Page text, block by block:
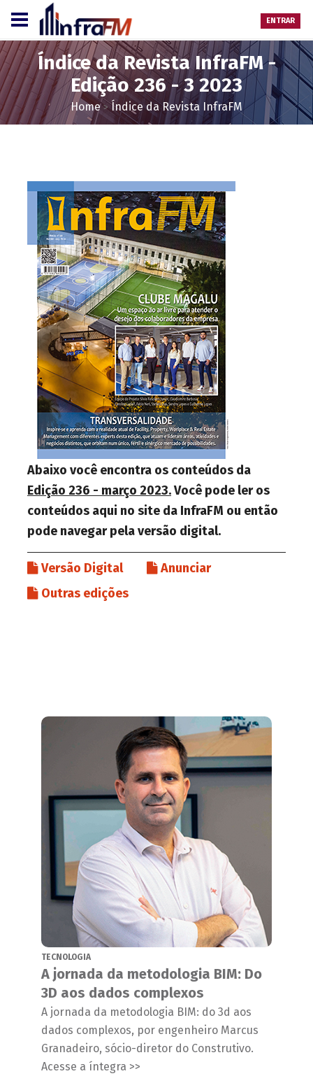
ENTRAR
Índice da Revista InfraFM -
Edição 236 - 3 2023
Home>Índice da Revista InfraFM
Abaixo você encontra os conteúdos da
Edição 236 - março 2023.Você pode ler os
conteúdos aqui no site da InfraFM ou então
pode navegar pela versão digital.
Versão Digital
Anunciar
Outras edições
TECNOLOGIA
A jornada da metodologia BIM: Do
3D aos dados complexos
A jornada da metodologia BIM: do 3d aos
dados complexos, por engenheiro Marcus
Granadeiro, sócio-diretor do Construtivo.
Acesse a íntegra >>